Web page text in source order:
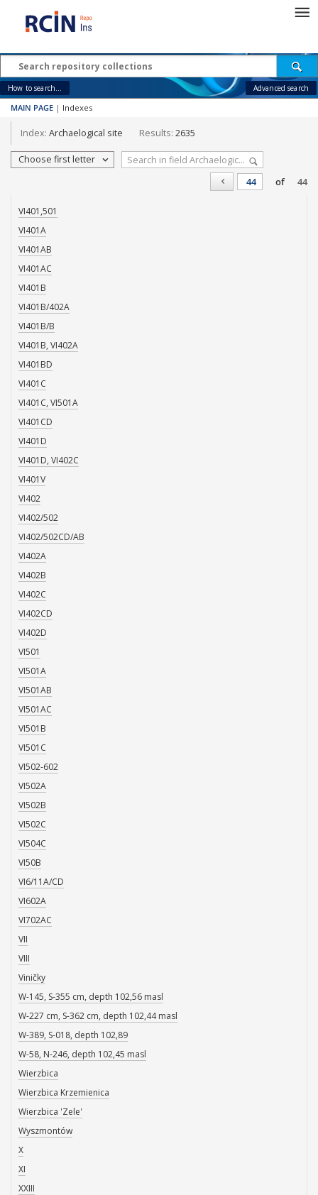
How to search... Advanced search
MAIN PAGE | Indexes
Index: Archaelogical site Results: 2635
Choose first letter
of
44
VI401,501
VI401A
VI401AB
VI401AC
VI401B
VI401B/402A
VI401B/B
VI401B, VI402A
VI401BD
VI401C
VI401C, VI501A
VI401CD
VI401D
VI401D, VI402C
VI401V
VI402
VI402/502
VI402/502CD/AB
VI402A
VI402B
VI402C
VI402CD
VI402D
VI501
VI501A
VI501AB
VI501AC
VI501B
VI501C
VI502-602
VI502A
VI502B
VI502C
VI504C
VI50B
VI6/11A/CD
VI602A
VI702AC
VII
VIII
Viničky
W-145, S-355 cm, depth 102,56 masl
W-227 cm, S-362 cm, depth 102,44 masl
W-389, S-018, depth 102,89
W-58, N-246, depth 102,45 masl
Wierzbica
Wierzbica Krzemienica
Wierzbica 'Zele'
Wyszmontów
X
XI
XXIII